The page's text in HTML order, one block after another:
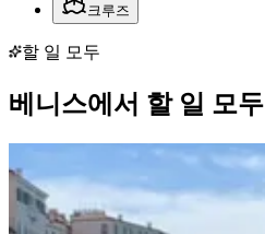
크루즈
할 일 모두
베니스에서 할 일 모두